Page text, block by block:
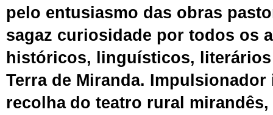
pelo entusiasmo das obras
sagaz curiosidade por todos os
históricos, linguísticos,
Terra de Miranda. Impulsionador
recolha do teatro rural mirandês,